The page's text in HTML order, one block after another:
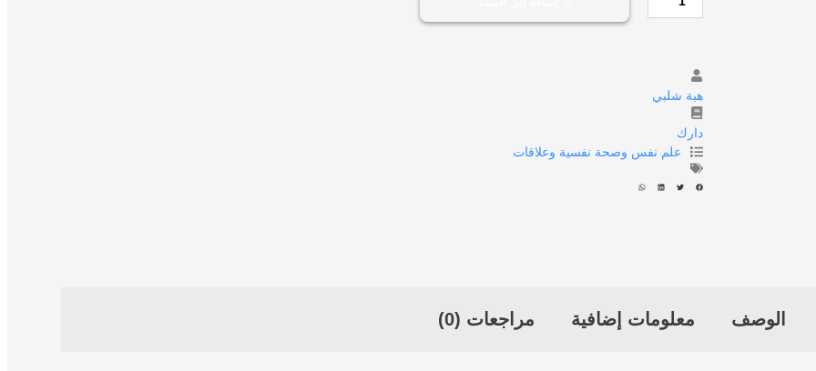
هبة شلبي
دارك
علم نفس وصحة نفسية وعلاقات
الوصف معلومات إضافية مراجعات (0)